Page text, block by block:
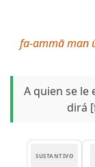
fa-ammā man
A quien se le
dirá
SUSTANTIVO